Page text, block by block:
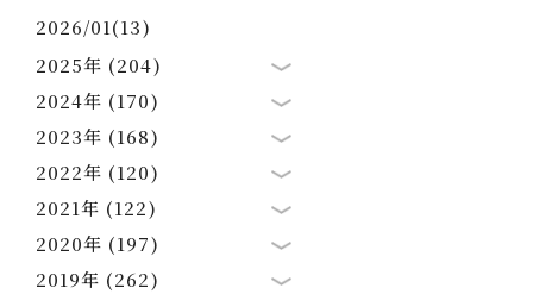
2026/01(13)
2025年 (204)
2024年 (170)
2023年 (168)
2022年 (120)
2021年 (122)
2020年 (197)
2019年 (262)